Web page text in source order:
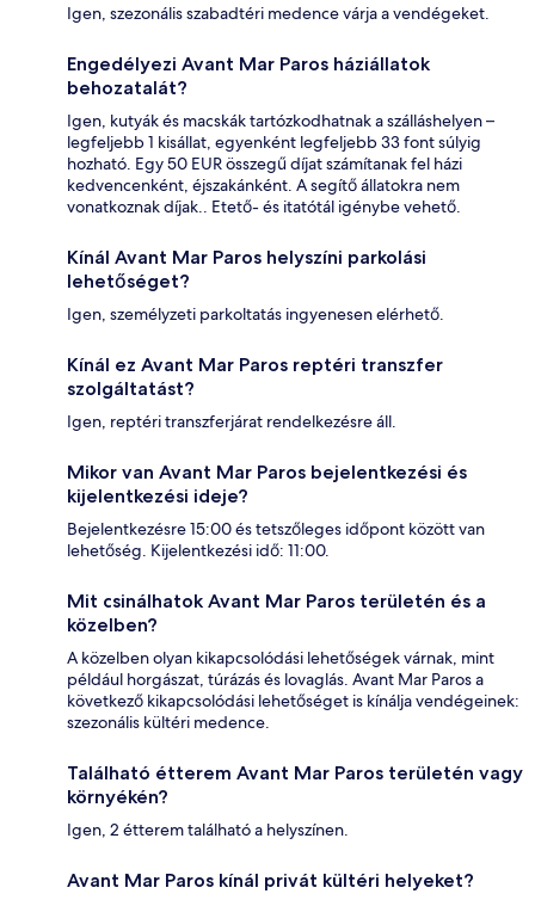
Igen, szezonális szabadtéri medence várja a vendégeket.
Engedélyezi Avant Mar Paros háziállatok
behozatalát?
Igen, kutyák és macskák tartózkodhatnak a szálláshelyen –
legfeljebb 1 kisállat, egyenként legfeljebb 33 font súlyig
hozható. Egy 50 EUR összegű díjat számítanak fel házi
kedvencenként, éjszakánként. A segítő állatokra nem
vonatkoznak díjak.. Etető- és itatótál igénybe vehető.
Kínál Avant Mar Paros helyszíni parkolási
lehetőséget?
Igen, személyzeti parkoltatás ingyenesen elérhető.
Kínál ez Avant Mar Paros reptéri transzfer
szolgáltatást?
Igen, reptéri transzferjárat rendelkezésre áll.
Mikor van Avant Mar Paros bejelentkezési és
kijelentkezési ideje?
Bejelentkezésre 15:00 és tetszőleges időpont között van
lehetőség. Kijelentkezési idő: 11:00.
Mit csinálhatok Avant Mar Paros területén és a
közelben?
A közelben olyan kikapcsolódási lehetőségek várnak, mint
például horgászat, túrázás és lovaglás. Avant Mar Paros a
következő kikapcsolódási lehetőséget is kínálja vendégeinek:
szezonális kültéri medence.
Található étterem Avant Mar Paros területén vagy
környékén?
Igen, 2 étterem található a helyszínen.
Avant Mar Paros kínál privát kültéri helyeket?